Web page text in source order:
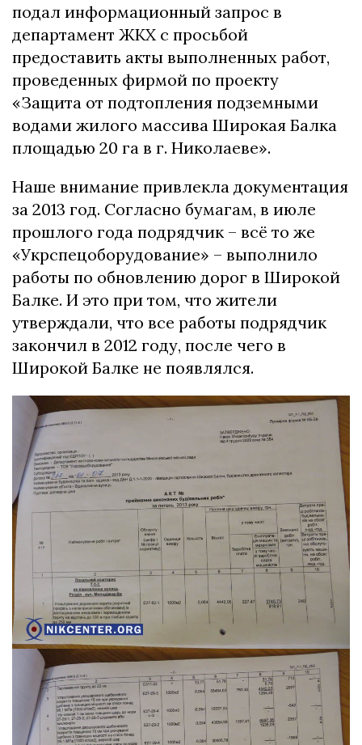
подал информационный запрос в
департамент ЖКХ с просьбой
предоставить акты выполненных работ,
проведенных фирмой по проекту
«Защита от подтопления подземными
водами жилого массива Широкая Балка
площадью 20 га в г. Николаеве».
Наше внимание привлекла документация
за 2013 год. Согласно бумагам, в июле
прошлого года подрядчик – всё то же
«Укрспецоборудование» – выполнило
работы по обновлению дорог в Широкой
Балке. И это при том, что жители
утверждали, что все работы подрядчик
закончил в 2012 году, после чего в
Широкой Балке не появлялся.